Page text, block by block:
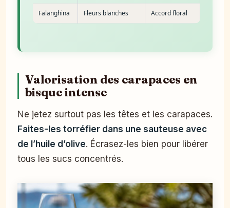
Falanghina Fleurs blanches Accord floral
Valorisation des carapaces en
bisque intense
Ne jetez surtout pas les têtes et les carapaces.
Faites-les torréfier dans une sauteuse avec
de l’huile d’olive. Écrasez-les bien pour libérer
tous les sucs concentrés.